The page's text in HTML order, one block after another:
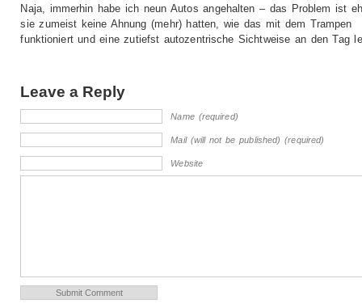
Naja, immerhin habe ich neun Autos angehalten – das Problem ist
sie zumeist keine Ahnung (mehr) hatten, wie das mit dem Trampen
funktioniert und eine zutiefst autozentrische Sichtweise an den Tag
Leave a Reply
Name (required)
Mail (will not be published) (required)
Website